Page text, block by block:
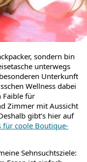
sondern bin
unterwegs
Unterkunft
Wellness dabei
Faible für
Zimmer mit Aussicht
gibt’s hier auf
für coole Boutique-
Sehnsuchtsziele: